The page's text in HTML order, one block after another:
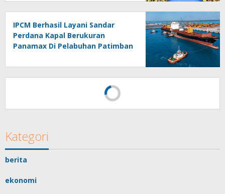
IPCM Berhasil Layani Sandar
Perdana Kapal Berukuran
Panamax Di Pelabuhan Patimban
Kategori
berita
ekonomi